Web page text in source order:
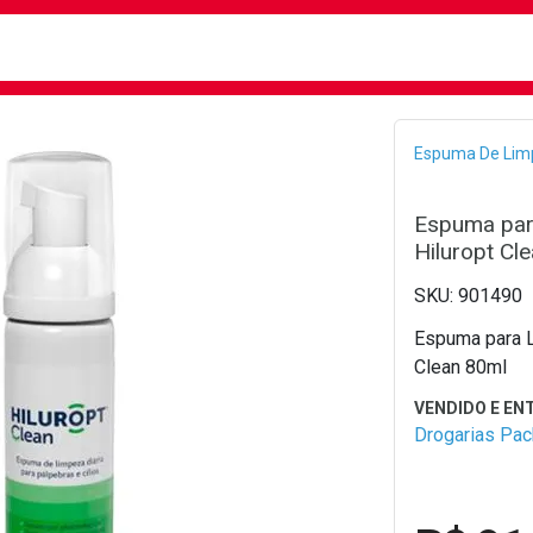
Espuma De
Espuma
Hiluropt
901490
Espuma para
Clean 80ml
Drogarias